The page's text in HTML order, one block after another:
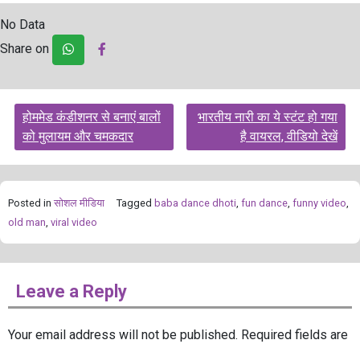
No Data
Share on
Post
navigation
होममेड कंडीशनर से बनाएं बालों
को मुलायम और चमकदार
भारतीय नारी का ये स्टंट हो गया
है वायरल, वीडियो देखें
Posted in सोशल मीडिया Tagged baba dance dhoti fun dance funny video
old man viral video
Leave a Reply
Your email address will not be published. Required fields are